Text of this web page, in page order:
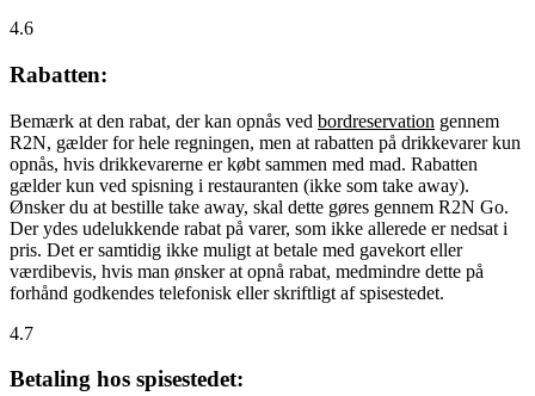
4.6
Rabatten:
Bemærk at den rabat, der kan opnås ved bordreservation gennem
R2N, gælder for hele regningen, men at rabatten på drikkevarer kun
opnås, hvis drikkevarerne er købt sammen med mad. Rabatten
gælder kun ved spisning i restauranten (ikke som take away).
Ønsker du at bestille take away, skal dette gøres gennem R2N Go.
Der ydes udelukkende rabat på varer, som ikke allerede er nedsat i
pris. Det er samtidig ikke muligt at betale med gavekort eller
værdibevis, hvis man ønsker at opnå rabat, medmindre dette på
forhånd godkendes telefonisk eller skriftligt af spisestedet.
4.7
Betaling hos spisestedet: